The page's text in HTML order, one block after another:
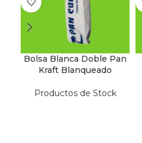
Bolsa Blanca Doble Pan
Kraft Blanqueado
Productos de Stock